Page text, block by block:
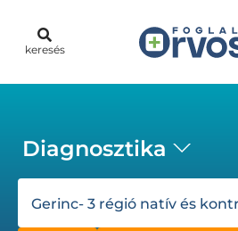
keresés
Diagnosztika